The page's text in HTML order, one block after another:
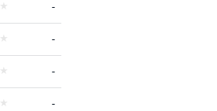
-
-
-
-